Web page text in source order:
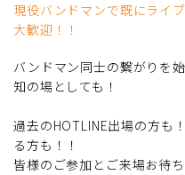
現役バンドマンで既にライ
大歓迎！！
バンドマン同士の繋がりを
知の場としても！
過去のHOTLINE出場の方も
る方も！！
皆様のご参加とご来場お待